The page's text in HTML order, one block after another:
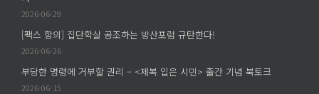
2026-06-29
[팩스 항의] 집단학살 공조하는 방산포럼 규탄한다!
2026-06-26
부당한 명령에 거부할 권리 – <제복 입은 시민> 출간 기념 북토크
2026-06-15